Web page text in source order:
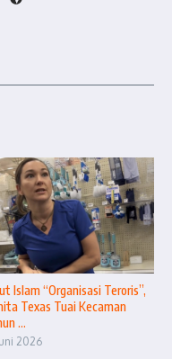
Islam “Organisasi Teroris”,
Texas Tuai Kecaman
...
2026